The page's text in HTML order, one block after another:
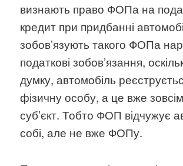
визнають право ФОПа на
кредит при придбанні
зобов’язують такого ФОПа
податкові зобов’язання,
думку, автомобіль
фізичну особу, а це вже
суб’єкт. Тобто ФОП відчужує
собі, але не вже ФОПу.